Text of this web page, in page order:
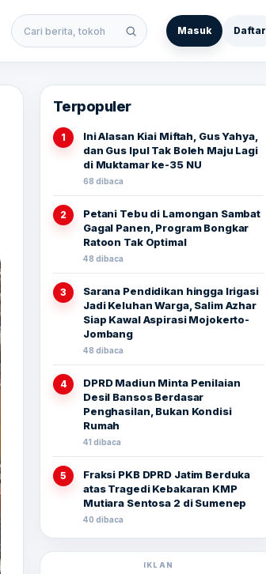
Cari berita
Masuk Daftar
Terpopuler
1
Ini Alasan Kiai Miftah, Gus Yahya,
dan Gus Ipul Tak Boleh Maju Lagi
di Muktamar ke-35 NU
68 dibaca
2
Petani Tebu di Lamongan Sambat
Gagal Panen, Program Bongkar
Ratoon Tak Optimal
48 dibaca
3
Sarana Pendidikan hingga Irigasi
Jadi Keluhan Warga, Salim Azhar
Siap Kawal Aspirasi Mojokerto-
Jombang
48 dibaca
4
DPRD Madiun Minta Penilaian
Desil Bansos Berdasar
Penghasilan, Bukan Kondisi
Rumah
41 dibaca
5
Fraksi PKB DPRD Jatim Berduka
atas Tragedi Kebakaran KMP
Mutiara Sentosa 2 di Sumenep
40 dibaca
IKLAN